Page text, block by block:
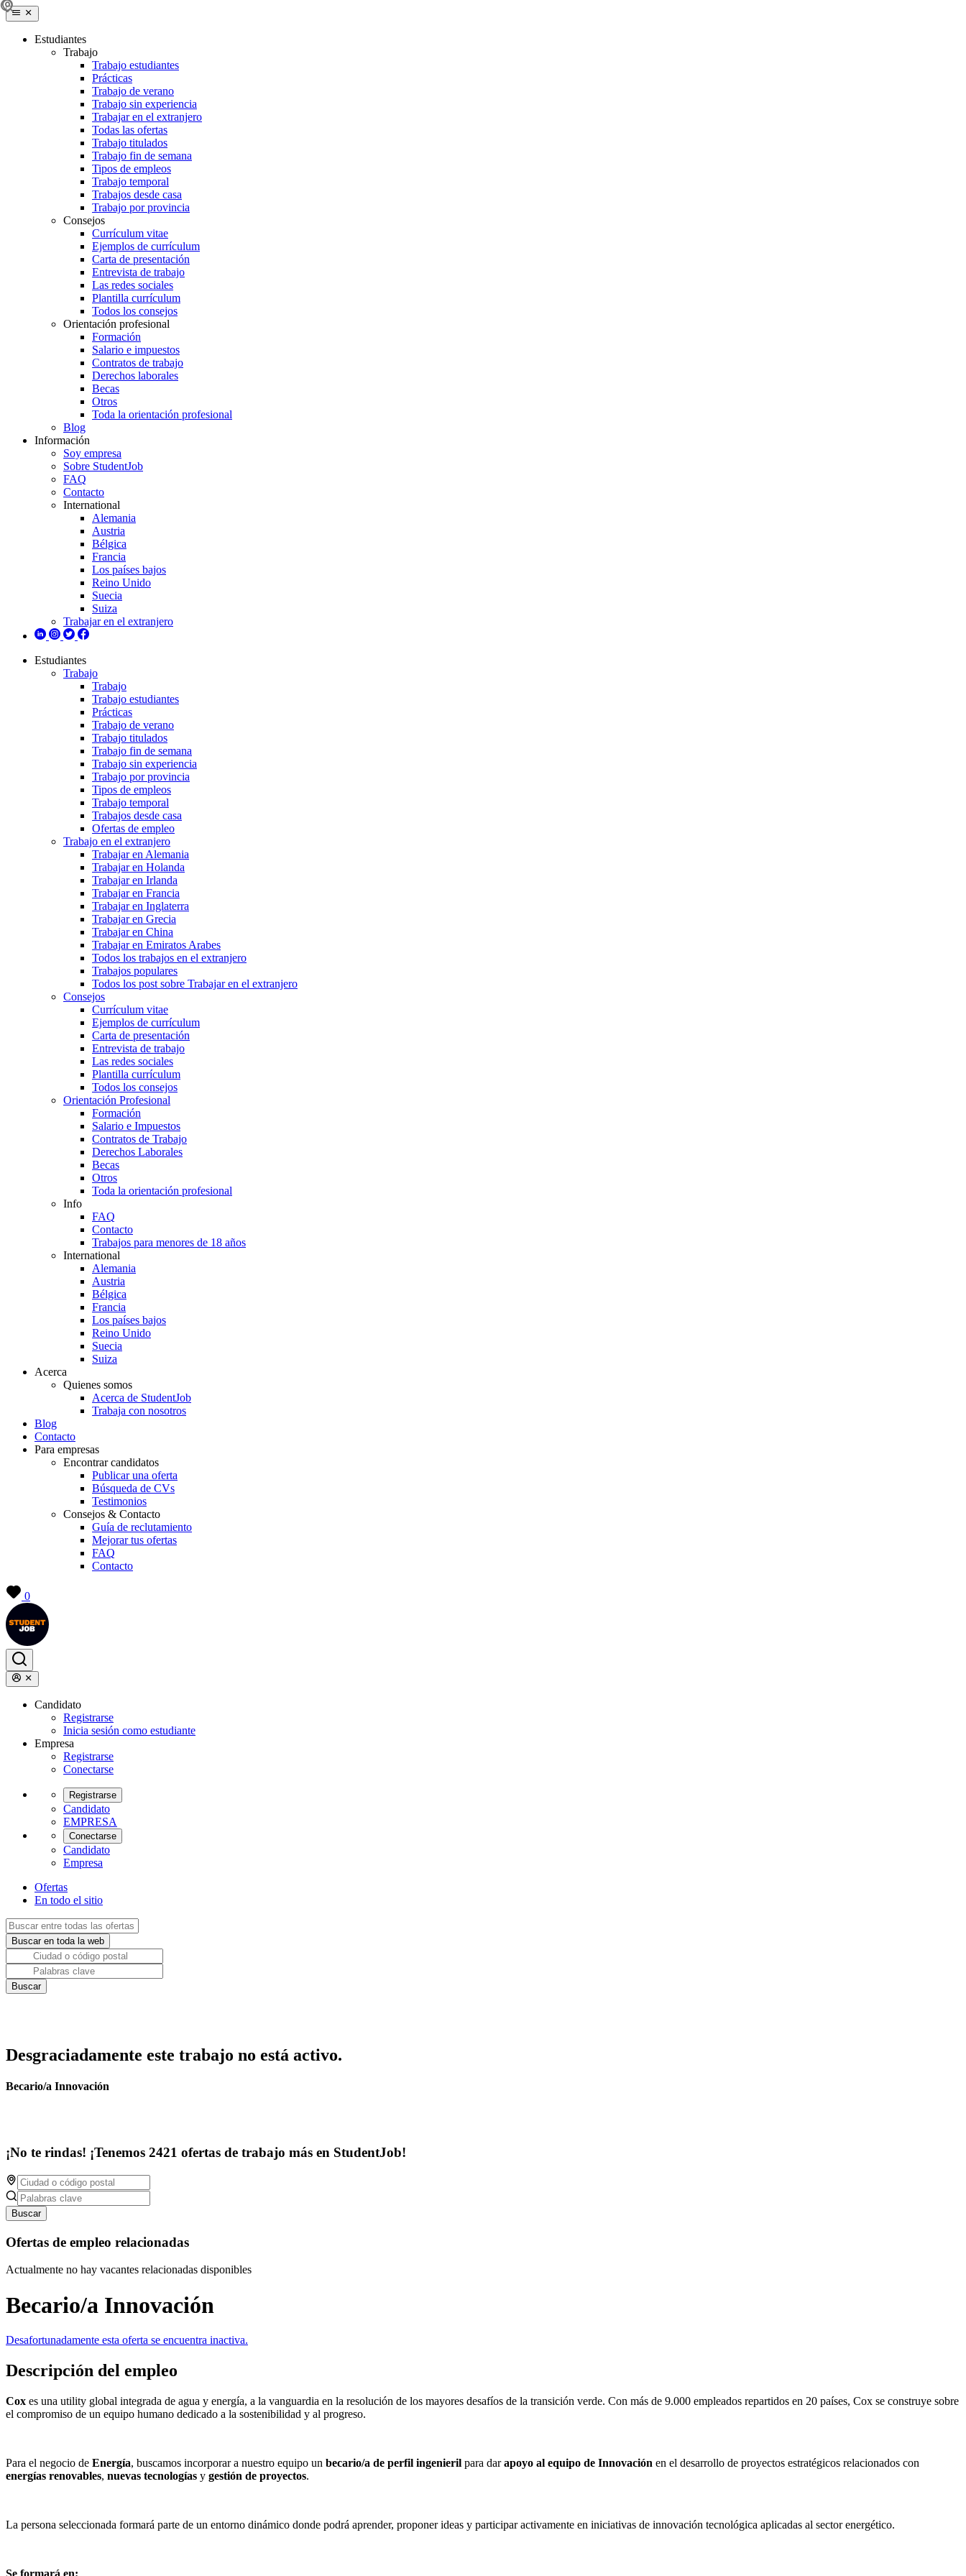
Estudiantes
Trabajo
Trabajo estudiantes
Prácticas
Trabajo de verano
Trabajo sin experiencia
Trabajar en el extranjero
Todas las ofertas
Trabajo titulados
Trabajo fin de semana
Tipos de empleos
Trabajo temporal
Trabajos desde casa
Trabajo por provincia
Consejos
Currículum vitae
Ejemplos de currículum
Carta de presentación
Entrevista de trabajo
Las redes sociales
Plantilla currículum
Todos los consejos
Orientación profesional
Formación
Salario e impuestos
Contratos de trabajo
Derechos laborales
Becas
Otros
Toda la orientación profesional
Blog
Información
Soy empresa
Sobre StudentJob
FAQ
Contacto
International
Alemania
Austria
Bélgica
Francia
Los países bajos
Reino Unido
Suecia
Suiza
Trabajar en el extranjero
Estudiantes
Trabajo
Trabajo
Trabajo estudiantes
Prácticas
Trabajo de verano
Trabajo titulados
Trabajo fin de semana
Trabajo sin experiencia
Trabajo por provincia
Tipos de empleos
Trabajo temporal
Trabajos desde casa
Ofertas de empleo
Trabajo en el extranjero
Trabajar en Alemania
Trabajar en Holanda
Trabajar en Irlanda
Trabajar en Francia
Trabajar en Inglaterra
Trabajar en Grecia
Trabajar en China
Trabajar en Emiratos Arabes
Todos los trabajos en el extranjero
Trabajos populares
Todos los post sobre Trabajar en el extranjero
Consejos
Currículum vitae
Ejemplos de currículum
Carta de presentación
Entrevista de trabajo
Las redes sociales
Plantilla currículum
Todos los consejos
Orientación Profesional
Formación
Salario e Impuestos
Contratos de Trabajo
Derechos Laborales
Becas
Otros
Toda la orientación profesional
Info
FAQ
Contacto
Trabajos para menores de 18 años
International
Alemania
Austria
Bélgica
Francia
Los países bajos
Reino Unido
Suecia
Suiza
Acerca
Quienes somos
Acerca de StudentJob
Trabaja con nosotros
Blog
Contacto
Para empresas
Encontrar candidatos
Publicar una oferta
Búsqueda de CVs
Testimonios
Consejos & Contacto
Guía de reclutamiento
Mejorar tus ofertas
FAQ
Contacto
0
Candidato
Registrarse
Inicia sesión como estudiante
Empresa
Registrarse
Conectarse
Registrarse
Candidato
EMPRESA
Conectarse
Candidato
Empresa
Ofertas
En todo el sitio
Desgraciadamente este trabajo no está activo.
Becario/a Innovación
¡No te rindas! ¡Tenemos 2421 ofertas de trabajo más en StudentJob!
Buscar
Ofertas de empleo relacionadas
Actualmente no hay vacantes relacionadas disponibles
Becario/a Innovación
Desafortunadamente esta oferta se encuentra inactiva.
Descripción del empleo
Cox es una utility global integrada de agua y energía, a la vanguardia en la resolución de los mayores desafíos de la transición verde. Con más de 9.000 empleados repartidos en 20 países, Cox se construye sobre
el compromiso de un equipo humano dedicado a la sostenibilidad y al progreso.
Para el negocio de Energía, buscamos incorporar a nuestro equipo un becario/a de perfil ingenieril para darapoyo al equipo de Innovación en el desarrollo de proyectos estratégicos relacionados con
energías renovables, nuevas tecnologías y gestión de proyectos.
La persona seleccionada formará parte de un entorno dinámico donde podrá aprender, proponer ideas y participar activamente en iniciativas de innovación tecnológica aplicadas al sector energético.
Se formará en: